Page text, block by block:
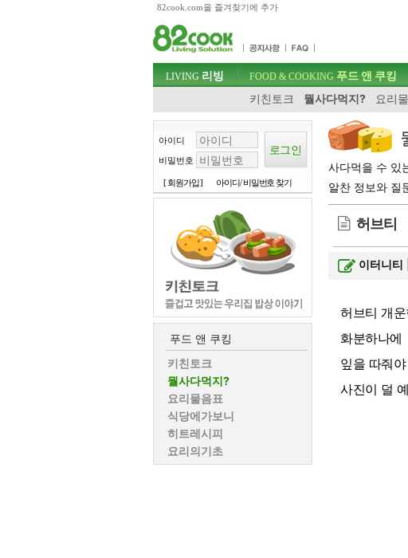
82cook.com을 즐겨찾기에 추가
주메뉴 바로가기
컨텐츠 바로가기
검색 바로가기
로그인 바로가기
주메뉴
LIVING 리빙 FOOD & COOKING 푸드 앤 쿠킹
키친토크
뭘사다먹지? 요리
아이디
비밀번호
[ 회원가입 ] 아이디/ 비밀번호 찾기
푸드 앤 쿠킹
키친토크
뭘사다먹지?
요리물음표
식당에가보니
히트레시피
요리의기초
사다먹을 수 있
알찬 정보와 질
허브티
이터니티
허브티 개
화분하나
잎을 따줘
사진이 덜